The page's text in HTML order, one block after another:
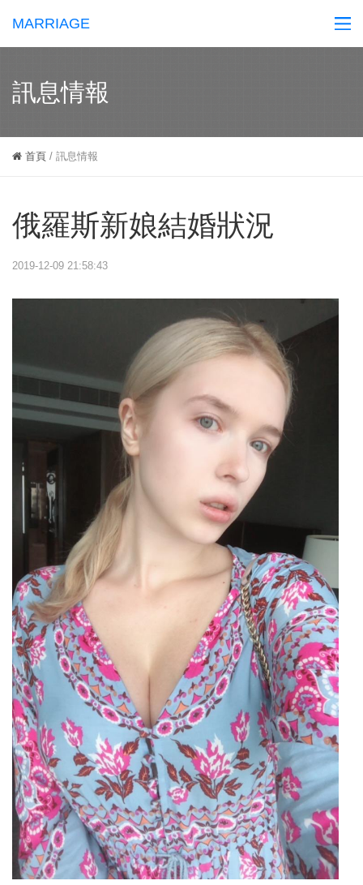
MARRIAGE
訊息情報
首頁 / 訊息情報
俄羅斯新娘結婚狀況
2019-12-09 21:58:43